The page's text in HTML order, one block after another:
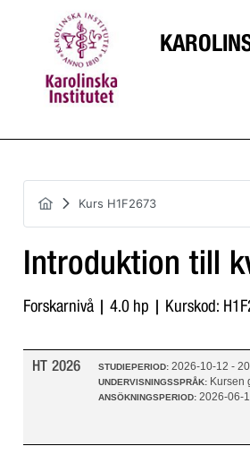
Kurs H1F2673
Introduktion till
Forskarnivå | 4.0 hp | Kurskod:
HT 2026 STUDIEPERIOD:2026-10-12 -
UNDERVISNINGSSPRÅK: Kursen
ANSÖKNINGSPERIOD:2026-06-